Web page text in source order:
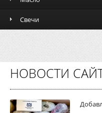
Свечи
НОВОСТИ